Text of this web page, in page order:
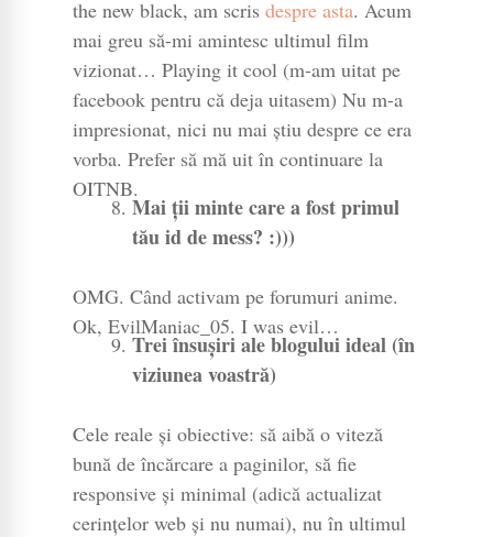
the new black, am scris despre asta. Acum
mai greu să-mi amintesc ultimul film
vizionat… Playing it cool (m-am uitat pe
facebook pentru că deja uitasem) Nu m-a
impresionat, nici nu mai știu despre ce era
vorba. Prefer să mă uit în continuare la
OITNB.
Mai ții minte care a fost primul
tău id de mess? :)))
OMG. Când activam pe forumuri anime.
Ok, EvilManiac_05. I was evil…
Trei însușiri ale blogului ideal (în
viziunea voastră)
Cele reale și obiective: să aibă o viteză
bună de încărcare a paginilor, să fie
responsive și minimal (adică actualizat
cerințelor web și nu numai), nu în ultimul